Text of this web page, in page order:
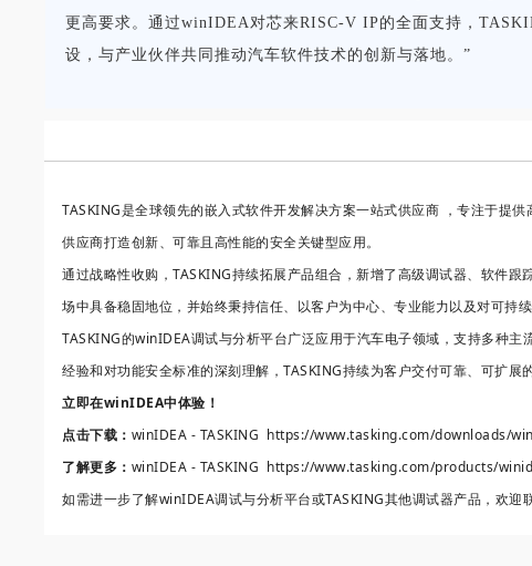
更高要求。通过winIDEA对芯来RISC-V IP的全面支持，
设，与产业伙伴共同推动汽车软件技术的创新与落地。”
TASKING是全球领先的嵌入式软件开发解决方案一站式供应商 ，专注于提
供应商打造创新、可靠且高性能的安全关键型应用。
通过战略性收购，TASKING持续拓展产品组合，新增了高级调试器、软件
场中具备稳固地位，并始终秉持信任、以客户为中心、专业能力以及对可持
TASKING的winIDEA调试与分析平台广泛应用于汽车电子领域，支持多种
经验和对功能安全标准的深刻理解，TASKING持续为客户交付可靠、可扩展
立即在winIDEA中体验！
点击下载： winIDEA - TASKING https://www.tasking.com/downloads/
了解更多： winIDEA - TASKING https://www.tasking.com/products/
如需进一步了解winIDEA调试与分析平台或TASKING其他调试器产品，欢